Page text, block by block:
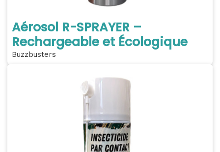
Aérosol R-SPRAYER –
Rechargeable et Écologique
Buzzbusters